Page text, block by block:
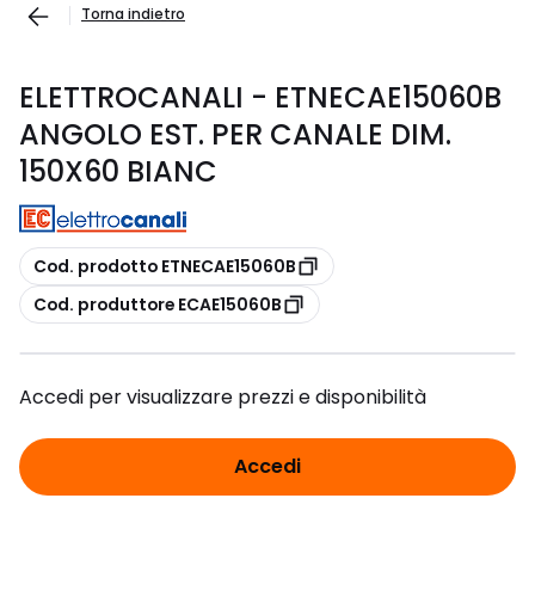
Torna indietro
ELETTROCANALI - ETNECAE15060B
ANGOLO EST. PER CANALE DIM.
150X60 BIANC
copia
Cod. prodotto ETNECAE15060B
copia
Cod. produttore ECAE15060B
Accedi per visualizzare prezzi e disponibilità
Accedi